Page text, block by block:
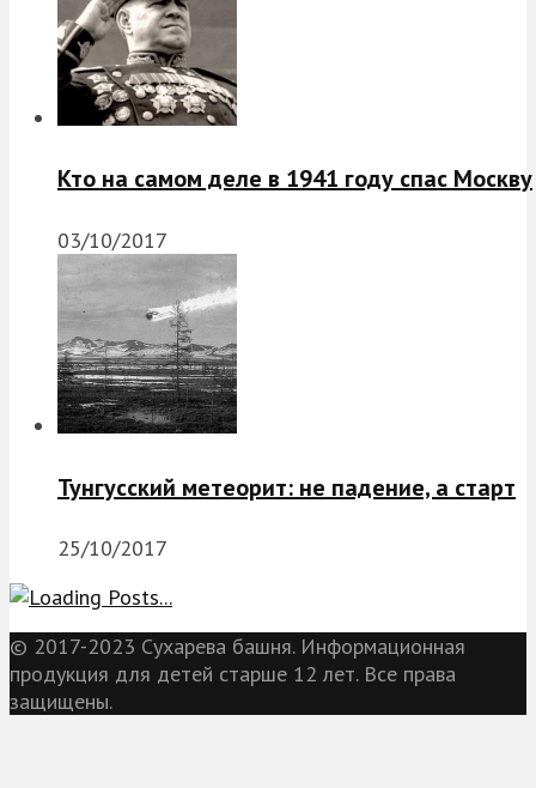
Кто на самом деле в 1941 году спас Москву
03/10/2017
Тунгусский метеорит: не падение, а старт
25/10/2017
© 2017-2023 Сухарева башня. Информационная
продукция для детей старше 12 лет. Все права
защищены.